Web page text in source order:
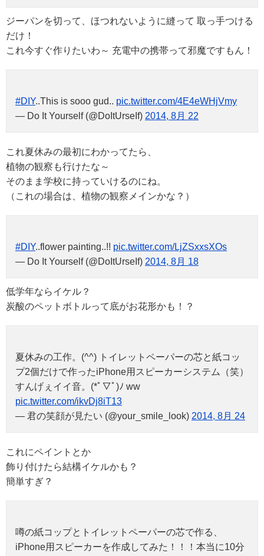
ジーパンを切って、ほつれないように縫って 取っ手つける
だけ！
これ今すぐ作りたいわ～ 充電中の携帯って邪魔ですもん！
#DIY..This is sooo gud.. pic.twitter.com/4E4eWHjVmy
— Do It Yourself (@DoItUrseIf) 2014, 8月 22
これ夏休みの最初にわかってたら、
植物の観察も行けたな～
そのまま学校に持っていけるのにね。
（これの場合は、植物の観察メインかな？）
#DIY..flower painting..!! pic.twitter.com/LjZSxxsXOs
— Do It Yourself (@DoItUrseIf) 2014, 8月 18
低学年ならイケル？
炭酸のペットボトルって底がお花形かも！？
夏休みの工作。(^^) トイレットペーパーの芯と紙コッ
プ2個だけで作ったiPhone用スピーカーシステム（笑）
すんげぇイイ音。(*ﾟ▽ﾟ)ﾉ ww
pic.twitter.com/ikvDj8iT13
— 君の笑顔が見たい (@your_smile_look) 2014, 8月 24
これにペイントとか
飾り付けたら結構イケルかも？
簡単すぎ？
噂の紙コップとトイレットペーパーの芯で作る、
iPhone用スピーカーを作成してみた！！！本当に10分